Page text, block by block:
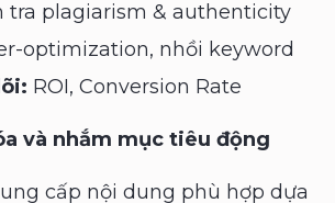
tra plagiarism & authenticity
optimization, nhồi keyword
ROI, Conversion Rate
và nhắm mục tiêu động
cấp nội dung phù hợp dựa